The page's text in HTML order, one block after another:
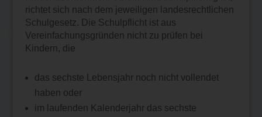
richtet sich nach dem jeweiligen landesrechtlichen
Schulgesetz. Die Schulpflicht ist aus
Vereinfachungsgründen nicht zu prüfen bei
Kindern, die
das sechste Lebensjahr noch nicht vollendet
haben oder
im laufenden Kalenderjahr das sechste